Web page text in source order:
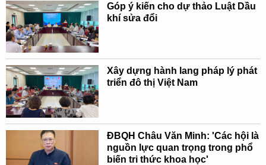
Góp ý kiến cho dự thảo Luật Dầu
khí sửa đổi
Xây dựng hành lang pháp lý phát
triển đô thị Việt Nam
ĐBQH Châu Văn Minh: 'Các hội là
nguồn lực quan trọng trong phổ
biến tri thức khoa học'